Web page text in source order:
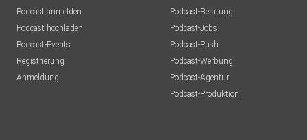
Podcast anmelden
Podcast hochladen
Podcast-Events
Registrierung
Anmeldung
Podcast-Beratung
Podcast-Jobs
Podcast-Push
Podcast-Werbung
Podcast-Agentur
Podcast-Produktion